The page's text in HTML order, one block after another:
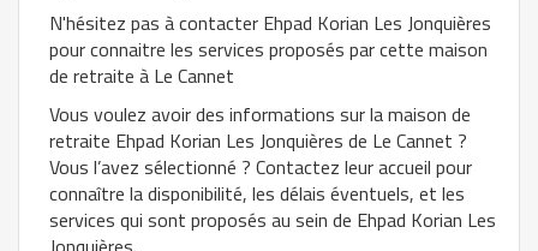
N'hésitez pas à contacter Ehpad Korian Les Jonquières
pour connaitre les services proposés par cette maison
de retraite à Le Cannet
Vous voulez avoir des informations sur la maison de
retraite Ehpad Korian Les Jonquières de Le Cannet ?
Vous l’avez sélectionné ? Contactez leur accueil pour
connaître la disponibilité, les délais éventuels, et les
services qui sont proposés au sein de Ehpad Korian Les